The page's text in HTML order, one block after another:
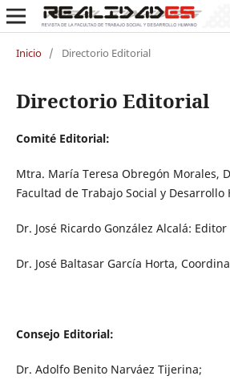
Inicio / Directorio Editorial
Directorio Editorial
Comité Editorial:
Mtra. María Teresa Obregón Morales,
Facultad de Trabajo Social y Desarrollo
Dr. José Ricardo González Alcalá:
Dr. José Baltasar García Horta,
Consejo Editorial:
Dr. Adolfo Benito Narváez Tijerina;